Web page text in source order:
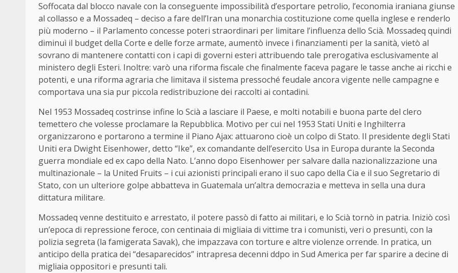
Soffocata dal blocco navale con la conseguente impossibilità d’esportare petrolio, l’economia iraniana giunse
al collasso e a Mossadeq – deciso a fare dell’Iran una monarchia costituzione come quella inglese e renderlo
più moderno – il Parlamento concesse poteri straordinari per limitare l’influenza dello Scià. Mossadeq quindi
diminuì il budget della Corte e delle forze armate, aumentò invece i finanziamenti per la sanità, vietò al
sovrano di mantenere contatti con i capi di governi esteri attribuendo tale prerogativa esclusivamente al
ministero degli Esteri. Inoltre: varò una riforma fiscale che finalmente faceva pagare le tasse anche ai ricchi e
potenti, e una riforma agraria che limitava il sistema pressoché feudale ancora vigente nelle campagne e
comportava una sia pur piccola redistribuzione dei raccolti ai contadini.
Nel 1953 Mossadeq costrinse infine lo Scià a lasciare il Paese, e molti notabili e buona parte del clero
temettero che volesse proclamare la Repubblica. Motivo per cui nel 1953 Stati Uniti e Inghilterra
organizzarono e portarono a termine il Piano Ajax: attuarono cioè un colpo di Stato. Il presidente degli Stati
Uniti era Dwight Eisenhower, detto “Ike”, ex comandante dell’esercito Usa in Europa durante la Seconda
guerra mondiale ed ex capo della Nato. L’anno dopo Eisenhower per salvare dalla nazionalizzazione una
multinazionale – la United Fruits – i cui azionisti principali erano il suo capo della Cia e il suo Segretario di
Stato, con un ulteriore golpe abbatteva in Guatemala un’altra democrazia e metteva in sella una dura
dittatura militare.
Mossadeq venne destituito e arrestato, il potere passò di fatto ai militari, e lo Scià tornò in patria. Iniziò così
un’epoca di repressione feroce, con centinaia di migliaia di vittime tra i comunisti, veri o presunti, con la
polizia segreta (la famigerata Savak), che impazzava con torture e altre violenze orrende. In pratica, un
anticipo della pratica dei “desaparecidos” intrapresa decenni ddpo in Sud America per far sparire a decine di
migliaia oppositori e presunti tali.